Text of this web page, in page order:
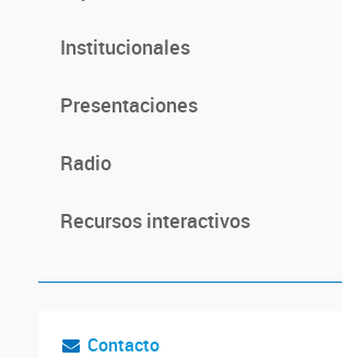
Institucionales
Presentaciones
Radio
Recursos interactivos
Contacto